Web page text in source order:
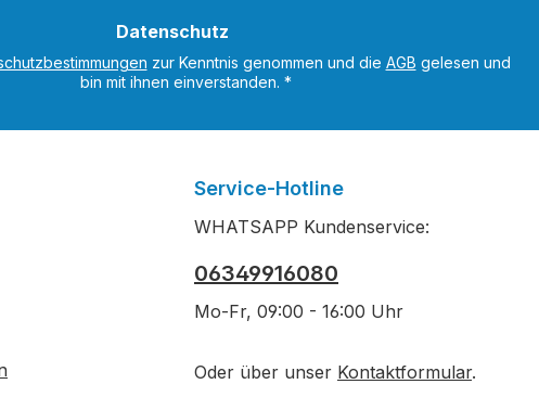
Datenschutz
zur Kenntnis genommen und die AGB gelesen und
bin mit ihnen einverstanden. *
Service-Hotline
WHATSAPP Kundenservice:
06349916080
Mo-Fr, 09:00 - 16:00 Uhr
Oder über unser Kontaktformular.